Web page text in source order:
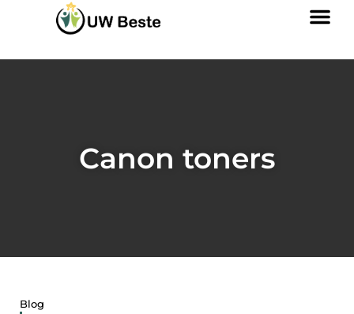
Canon toners
Blog